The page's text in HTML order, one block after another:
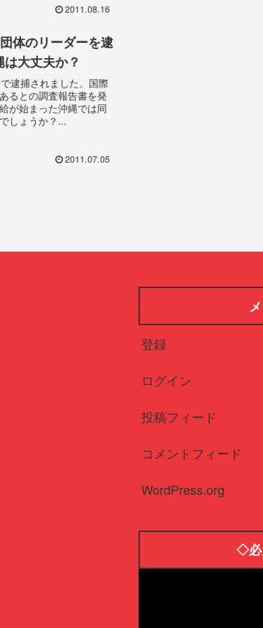
2011.08.16
体のリーダーを逮
大丈夫か？
逮捕されました。国際
るとの調査報告書を発
が始まった沖縄では同
しょうか？...
2011.07.05
登録
ログイン
投稿フィード
コメントフィード
WordPress.org
◇必